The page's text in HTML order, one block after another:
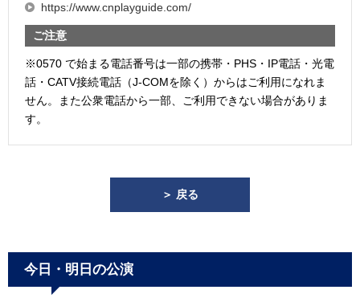
https://www.cnplayguide.com/
ご注意
※0570 で始まる電話番号は一部の携帯・PHS・IP電話・光電
話・CATV接続電話（J-COMを除く）からはご利用になれま
せん。また公衆電話から一部、ご利用できない場合がありま
す。
＞ 戻る
今日・明日の公演